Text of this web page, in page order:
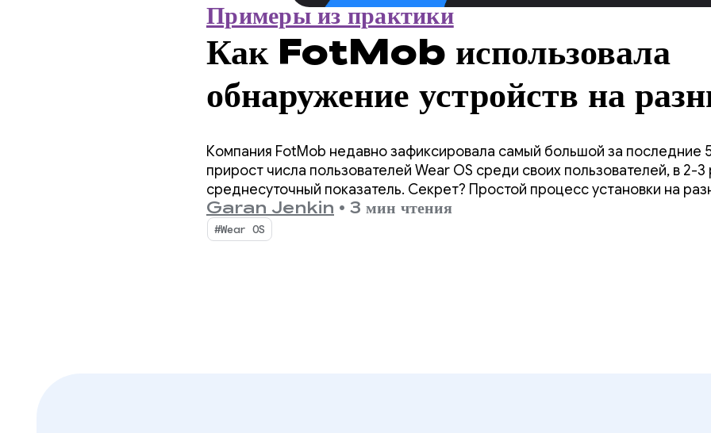
Примеры из практики
Как FotMob использовала
обнаружение устройств на
платформах для достижения
рекордного уровня внедрения
Wear OS
Компания FotMob недавно зафиксировала самый большой за последние
прирост числа пользователей Wear OS среди своих пользователей, в 2-
среднесуточный показатель. Секрет? Простой процесс установки на
который позволяет пользователям находить приложение Wear OS прямо
Garan Jenkin • 3 мин чтения
#Wear OS